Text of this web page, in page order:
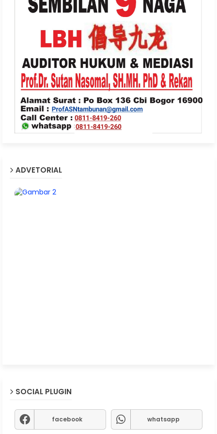
ADVETORIAL
SOCIAL PLUGIN
facebook whatsapp